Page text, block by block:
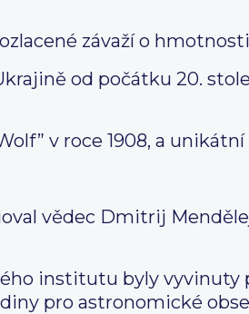
závaží o
od počátku 20.
v roce 1908, a
vědec Dmitrij
institutu byly
pro astronomické